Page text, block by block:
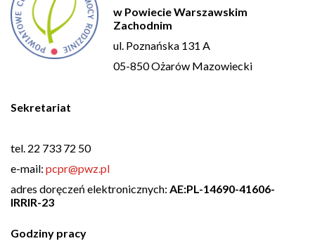
w Powiecie Warszawskim
Zachodnim
ul. Poznańska 131 A
05-850 Ożarów Mazowiecki
Sekretariat
tel. 22 733 72 50
e-mail: pcpr@pwz.pl
adres doręczeń elektronicznych: AE:PL-14690-41606-
IRRIR-23
Godziny pracy